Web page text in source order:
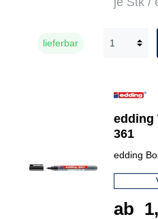
lieferbar
edding
361
edding
ab